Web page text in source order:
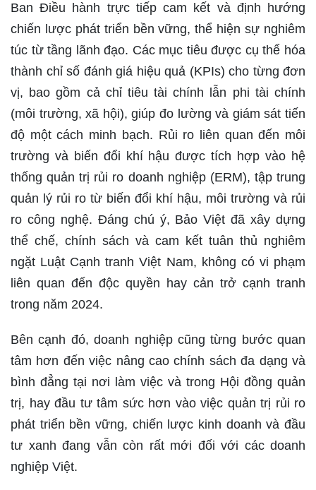
Ban Điều hành trực tiếp cam kết và định hướng
chiến lược phát triển bền vững, thể hiện sự nghiêm
túc từ tầng lãnh đạo. Các mục tiêu được cụ thể hóa
thành chỉ số đánh giá hiệu quả (KPIs) cho từng đơn
vị, bao gồm cả chỉ tiêu tài chính lẫn phi tài chính
(môi trường, xã hội), giúp đo lường và giám sát tiến
độ một cách minh bạch. Rủi ro liên quan đến môi
trường và biến đổi khí hậu được tích hợp vào hệ
thống quản trị rủi ro doanh nghiệp (ERM), tập trung
quản lý rủi ro từ biến đổi khí hậu, môi trường và rủi
ro công nghệ. Đáng chú ý, Bảo Việt đã xây dựng
thể chế, chính sách và cam kết tuân thủ nghiêm
ngặt Luật Cạnh tranh Việt Nam, không có vi phạm
liên quan đến độc quyền hay cản trở cạnh tranh
trong năm 2024.
Bên cạnh đó, doanh nghiệp cũng từng bước quan
tâm hơn đến việc nâng cao chính sách đa dạng và
bình đẳng tại nơi làm việc và trong Hội đồng quản
trị, hay đầu tư tâm sức hơn vào việc quản trị rủi ro
phát triển bền vững, chiến lược kinh doanh và đầu
tư xanh đang vẫn còn rất mới đối với các doanh
nghiệp Việt.